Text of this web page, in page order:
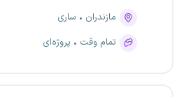
مازندران
ساری
تمام وقت
پروژه‌ای